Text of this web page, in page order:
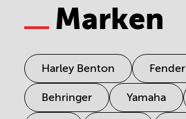
Marken
Harley Benton Fender
Behringer Yamaha